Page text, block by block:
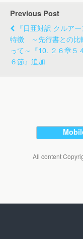
Previous Post
『日亜対訳 クルア
特徴 ～先行書との比
って～『10. ２６章５
６節』追加
All content